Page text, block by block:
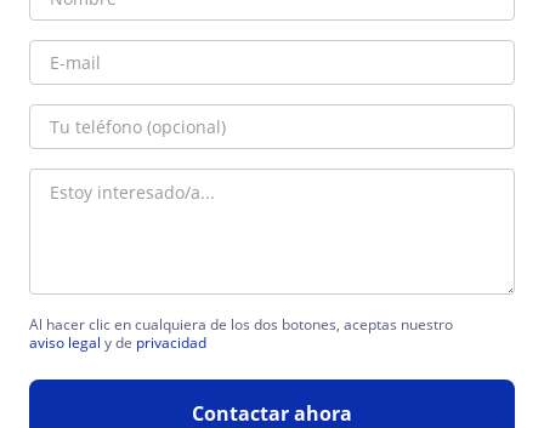
Al hacer clic en cualquiera de los dos botones, aceptas nuestro
aviso legal y de privacidad
Contactar ahora